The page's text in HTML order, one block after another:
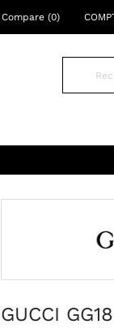
Compare (0)
GUCCI